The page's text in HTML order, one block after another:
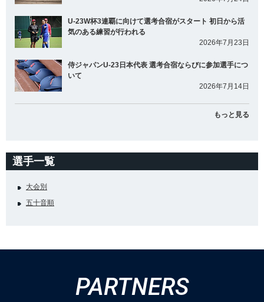
U-23W杯3連覇に向けて選考合宿がスタート 初日から活
気のある練習が行われる
2026年7月23日
侍ジャパンU-23日本代表 選考合宿ならびに参加選手につ
いて
2026年7月14日
もっと見る
選手一覧
大会別
五十音順
PARTNERS